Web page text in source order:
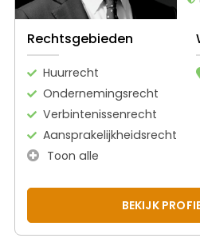
Rechtsgebieden
Huurrecht
Ondernemingsrecht
Verbintenissenrecht
Aansprakelijkheidsrecht
Toon alle
BEKIJK